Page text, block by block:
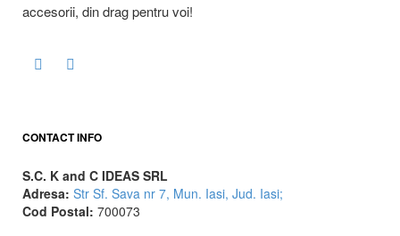
accesorii, din drag pentru voi!
CONTACT INFO
S.C. K and C IDEAS SRL
Adresa: Str Sf. Sava nr 7, Mun. Iasi, Jud. Iasi;
Cod Postal: 700073